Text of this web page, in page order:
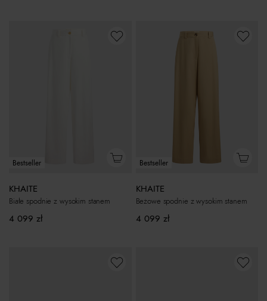
Bestseller
KHAITE
Białe spodnie z wysokim stanem
4 099 zł
Bestseller
KHAITE
Beżowe spodnie z wysokim stanem
4 099 zł